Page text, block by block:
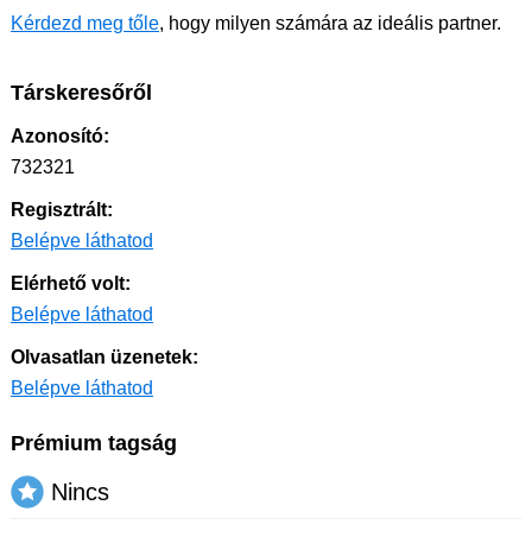
Kérdezd meg tőle, hogy milyen számára az ideális partner.
Társkeresőről
Azonosító:
732321
Regisztrált:
Belépve láthatod
Elérhető volt:
Belépve láthatod
Olvasatlan üzenetek:
Belépve láthatod
Prémium tagság
Nincs